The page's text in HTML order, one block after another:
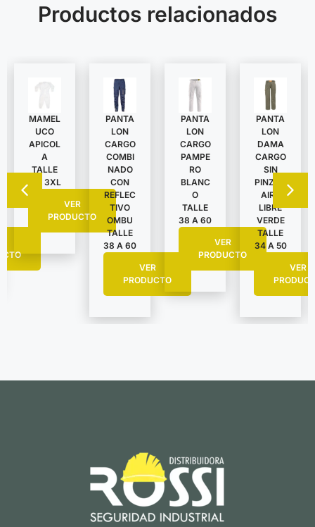
Productos relacionados
MAMEL
UCO
APICOL
A
TALLE
S A 3XL
VER
PRODUCTO
PANTA
LON
CARGO
COMBI
NADO
CON
REFLEC
TIVO
OMBU
TALLE
38 A 60
VER
PRODUCTO
PANTA
LON
CARGO
PAMPE
RO
BLANC
O
TALLE
38 A 60
VER
PRODUCTO
PANTA
LON
DAMA
CARGO
SIN
PINZAS
AIRE
LIBRE
VERDE
TALLE
34 A 50
VER